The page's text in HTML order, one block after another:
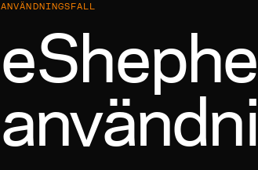
ANVÄNDNINGSFALL